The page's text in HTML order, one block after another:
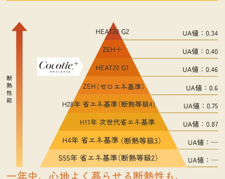
一年中、心地よく暮らせる断熱性も、